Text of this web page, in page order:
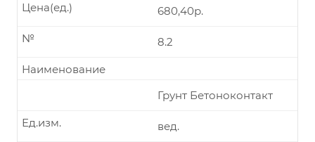
680,40р.
Цена(ед.)
8.2
№
Наименование
Грунт Бетоноконтакт
вед.
Ед.изм.